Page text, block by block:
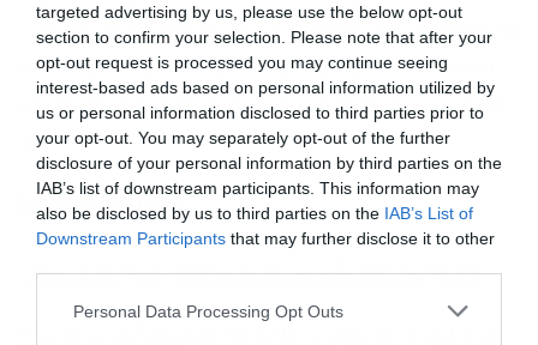
targeted advertising by us, please use the below opt-out
section to confirm your selection. Please note that after your
opt-out request is processed you may continue seeing
interest-based ads based on personal information utilized by
us or personal information disclosed to third parties prior to
your opt-out. You may separately opt-out of the further
disclosure of your personal information by third parties on the
IAB’s list of downstream participants. This information may
also be disclosed by us to third parties on the IAB’s List of
Downstream Participants that may further disclose it to other
Personal Data Processing Opt Outs
υψηλής αξίας και αποδεικνύοντας ότι τα ιστορικά
αντικείμενα συνεχίζουν να διατηρούν την αίγλη
και τη σημασία τους, αιώνες μετά τη δημιουργία
τους.
Διαβάστε επίσης
Τατόι: Στο φως πάνω από 70.000 αντικείμενα